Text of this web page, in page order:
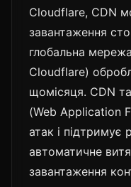
Cloudflare, CDN
завантаження
глобальна
Cloudflare)
щомісяця. CDN
(Web Application
атак і
автоматичне
завантаження